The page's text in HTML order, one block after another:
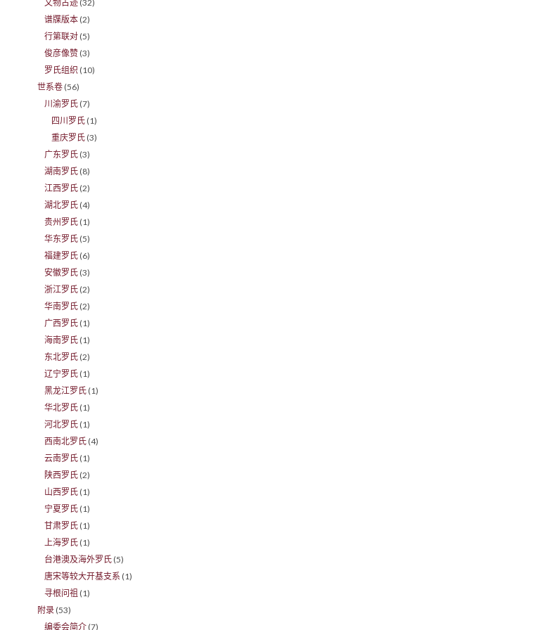
文物古迹 (32)
谱牒版本 (2)
行第联对 (5)
俊彦像赞 (3)
罗氏组织 (10)
世系卷 (56)
川渝罗氏 (7)
四川罗氏 (1)
重庆罗氏 (3)
广东罗氏 (3)
湖南罗氏 (8)
江西罗氏 (2)
湖北罗氏 (4)
贵州罗氏 (1)
华东罗氏 (5)
福建罗氏 (6)
安徽罗氏 (3)
浙江罗氏 (2)
华南罗氏 (2)
广西罗氏 (1)
海南罗氏 (1)
东北罗氏 (2)
辽宁罗氏 (1)
黑龙江罗氏 (1)
华北罗氏 (1)
河北罗氏 (1)
西南北罗氏 (4)
云南罗氏 (1)
陕西罗氏 (2)
山西罗氏 (1)
宁夏罗氏 (1)
甘肃罗氏 (1)
上海罗氏 (1)
台港澳及海外罗氏 (5)
唐宋等较大开基支系 (1)
寻根问祖 (1)
附录 (53)
编委会简介 (7)